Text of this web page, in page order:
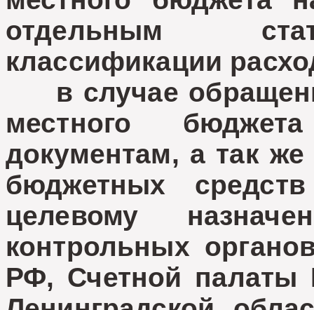
отдельным
классификации
в случае
местного
документам, а так
бюджетных
целевому
контрольных
РФ, Счетной палаты